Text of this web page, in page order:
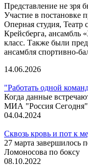
Представление не зря
Участие в постановке
Оперная студия,
Крейсберга, ансамбль
класс. Также были
ансамбля спортивно-
14.06.2026
"Работать одной
Когда данные
МИА "Россия Сегодня"
04.04.2024
Сквозь кровь и пот к
27 марта
Ломоносова по боксу
08.10.2022